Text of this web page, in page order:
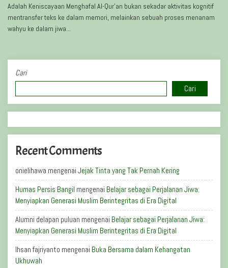
Adalah Keniscayaan Menghafal Al-Qur’an bukan sekadar aktivitas kognitif
mentransfer teks ke dalam memori, melainkan sebuah proses menanam
wahyu ke dalam jiwa...
Cari
Cari
Recent Comments
onielihawa mengenai Jejak Tinta yang Tak Pernah Kering
Humas Persis Bangil mengenai Belajar sebagai Perjalanan Jiwa:
Menyiapkan Generasi Muslim Berintegritas di Era Digital
Alumni delapan puluan mengenai Belajar sebagai Perjalanan Jiwa:
Menyiapkan Generasi Muslim Berintegritas di Era Digital
Ihsan fajriyanto mengenai Buka Bersama dalam Kehangatan
Ukhuwah